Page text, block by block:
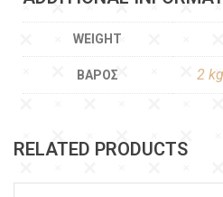
WEIGHT
ΒΆΡΟΣ 2 kg
RELATED PRODUCTS